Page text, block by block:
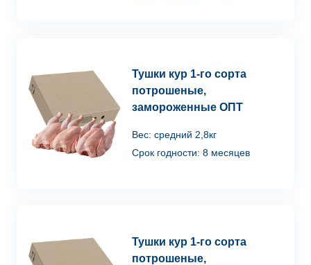
Тушки кур 1-го сорта
потрошеные,
замороженные ОПТ
Вес: средний 2,8кг
Срок годности: 8 месяцев
Тушки кур 1-го сорта
потрошеные,